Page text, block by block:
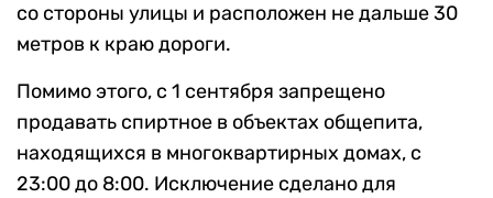
со стороны улицы и расположен не дальше 30
метров к краю дороги.
Помимо этого, с 1 сентября запрещено
продавать спиртное в объектах общепита,
находящихся в многоквартирных домах, с
23:00 до 8:00. Исключение сделано для